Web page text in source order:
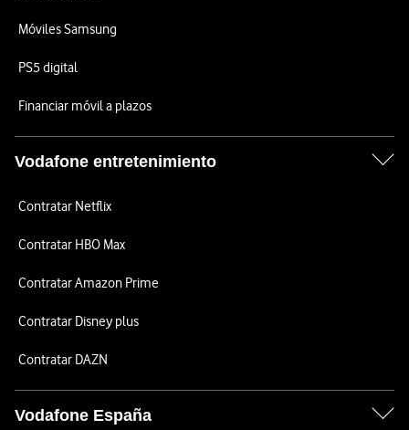
Móviles Samsung
PS5 digital
Financiar móvil a plazos
Vodafone entretenimiento
Contratar Netflix
Contratar HBO Max
Contratar Amazon Prime
Contratar Disney plus
Contratar DAZN
Vodafone España